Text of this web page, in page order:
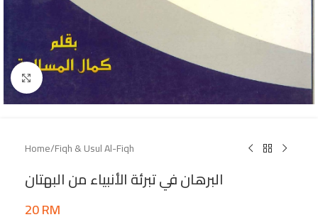
Click to enlarge
Home/Fiqh & Usul Al-Fiqh
البرهان في تبرئة الأنبياء من البهتان
20RM